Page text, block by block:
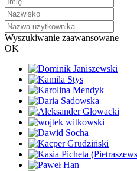
Wyszukiwanie zaawansowane
OK